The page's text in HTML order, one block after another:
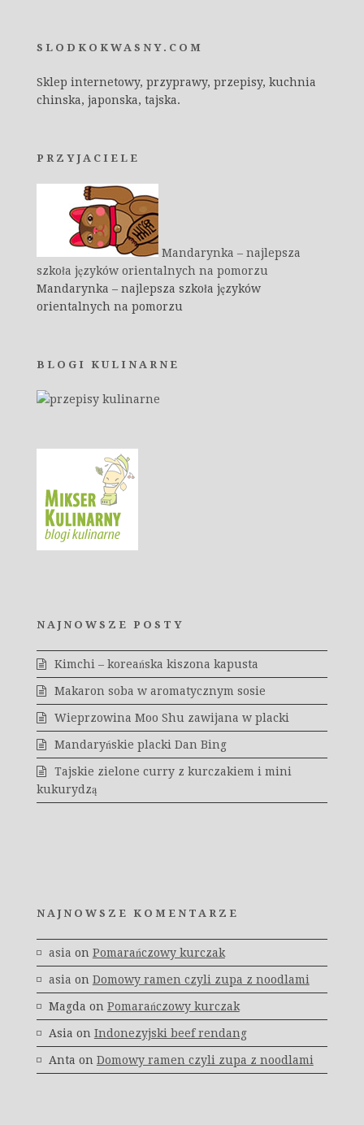
SLODKOKWASNY.COM
Sklep internetowy, przyprawy, przepisy, kuchnia
chinska, japonska, tajska.
PRZYJACIELE
Mandarynka – najlepsza
szkoła języków orientalnych na pomorzu
Mandarynka – najlepsza szkoła języków
orientalnych na pomorzu
BLOGI KULINARNE
NAJNOWSZE POSTY
Kimchi – koreańska kiszona kapusta
Makaron soba w aromatycznym sosie
Wieprzowina Moo Shu zawijana w placki
Mandaryńskie placki Dan Bing
Tajskie zielone curry z kurczakiem i mini
kukurydzą
NAJNOWSZE KOMENTARZE
asia on Pomarańczowy kurczak
asia on Domowy ramen czyli zupa z noodlami
Magda on Pomarańczowy kurczak
Asia on Indonezyjski beef rendang
Anta on Domowy ramen czyli zupa z noodlami